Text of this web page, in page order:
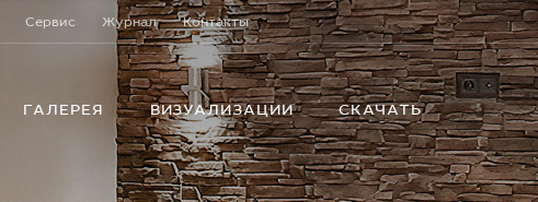
Сервис Журнал Контакты
ГАЛЕРЕЯ ВИЗУАЛИЗАЦИИ СКАЧАТЬ